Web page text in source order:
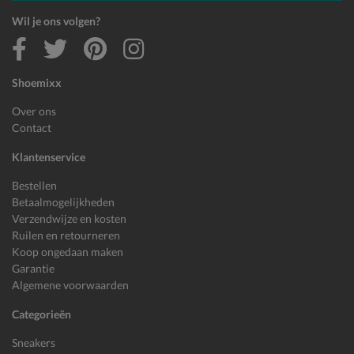
Shoemixx
Over ons
Contact
Klantenservice
Bestellen
Betaalmogelijkheden
Verzendwijze en kosten
Ruilen en retourneren
Koop ongedaan maken
Garantie
Algemene voorwaarden
Categorieën
Sneakers
Wil je ons volgen?